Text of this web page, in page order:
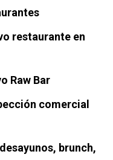
restaurante en
Raw Bar
comercial
brunch,